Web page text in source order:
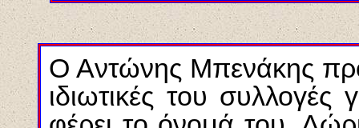
O Aντώνης Mπενάκης
ιδιωτικές του